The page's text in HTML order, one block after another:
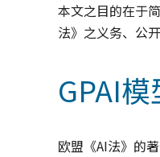
本文之目的在于
法》之义务、公
GPAI
欧盟《AI法》的